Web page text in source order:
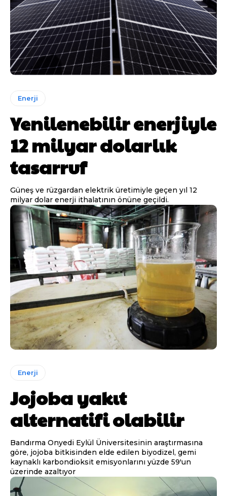
Enerji
Yenilenebilir enerjiyle
12 milyar dolarlık
tasarruf
Güneş ve rüzgardan elektrik üretimiyle geçen yıl 12
milyar dolar enerji ithalatının önüne geçildi.
Enerji
Jojoba yakıt
alternatifi olabilir
Bandırma Onyedi Eylül Üniversitesinin araştırmasına
göre, jojoba bitkisinden elde edilen biyodizel, gemi
kaynaklı karbondioksit emisyonlarını yüzde 59'un
üzerinde azaltıyor